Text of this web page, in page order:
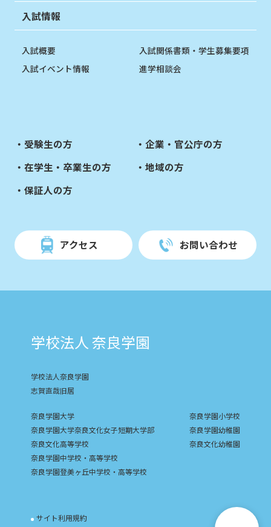
入試情報
入試概要
入試イベント情報
入試関係書類・学生募集要項
進学相談会
受験生の方
在学生・卒業生の方
保証人の方
企業・官公庁の方
地域の方
アクセス お問い合わせ
学校法人 奈良学園
学校法人奈良学園
志賀直哉旧居
奈良学園大学
奈良学園大学奈良文化女子短期大学部
奈良文化高等学校
奈良学園中学校・高等学校
奈良学園登美ヶ丘中学校・高等学校
奈良学園小学校
奈良学園幼稚園
奈良文化幼稚園
サイト利用規約